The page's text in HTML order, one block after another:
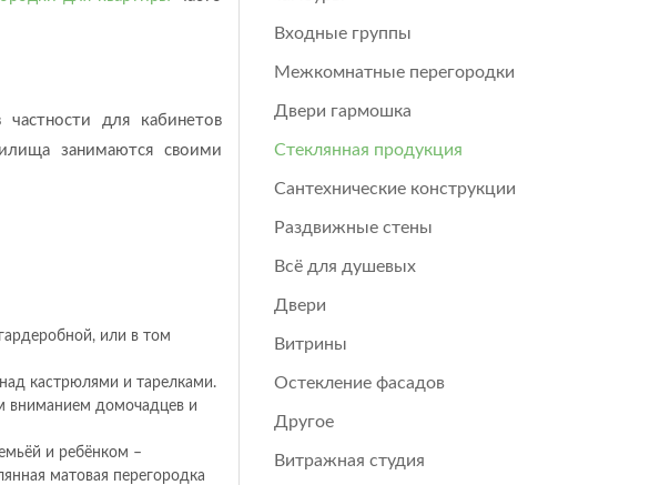
для кабинетов
занимаются своими
или в том
кастрюлями и тарелками.
вниманием домочадцев и
и ребёнком –
матовая перегородка
Входные группы
Межкомнатные перегородки
Двери гармошка
Стеклянная продукция
Сантехнические конструкции
Раздвижные стены
Всё для душевых
Двери
Витрины
Остекление фасадов
Другое
Витражная студия